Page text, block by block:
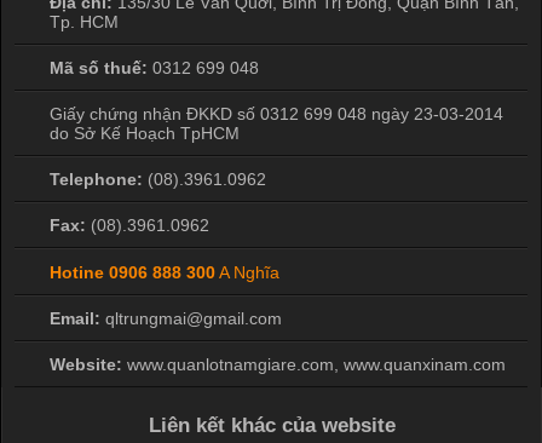
Tp. HCM
Mã số thuế: 0312 699 048
Giấy chứng nhận ĐKKD số 0312 699 048 ngày 23-03-2014
do Sở Kế Hoạch TpHCM
Telephone: (08).3961.0962
Fax: (08).3961.0962
Hotine 0906 888 300A Nghĩa
Email: qltrungmai@gmail.com
Website: www.quanlotnamgiare.com, www.quanxinam.com
Liên kết khác của website